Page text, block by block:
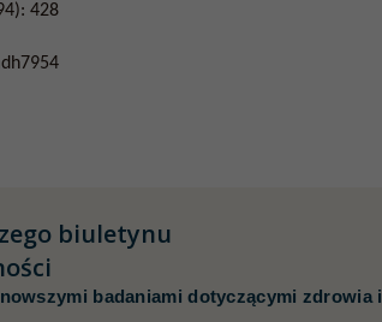
428
biuletynu
badaniami dotyczącymi zdrowia i